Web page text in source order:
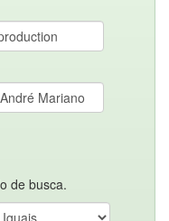
de busca.